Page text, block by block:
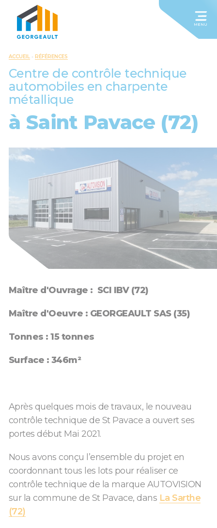
MENU
ACCUEIL- RÉFÉRENCES
Centre de contrôle technique
automobiles en charpente
métallique
à Saint Pavace (72)
Maître d'Ouvrage : SCI IBV (72)
Maître d'Oeuvre : GEORGEAULT SAS (35)
Tonnes : 15 tonnes
Surface : 346m²
Après quelques mois de travaux, le nouveau
contrôle technique de St Pavace a ouvert ses
portes début Mai 2021.
Nous avons conçu l’ensemble du projet en
coordonnant tous les lots pour réaliser ce
contrôle technique de la marque AUTOVISION
sur la commune de St Pavace, dans La Sarthe
(72)